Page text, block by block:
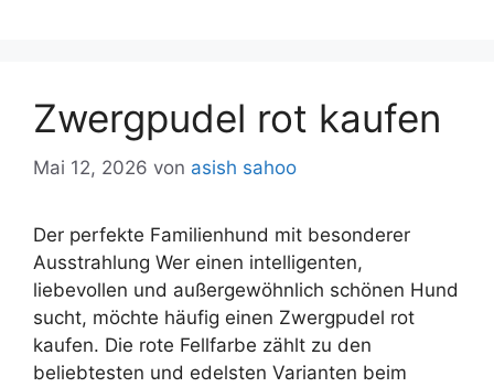
Zwergpudel rot kaufen
Mai 12, 2026 von asish sahoo
Der perfekte Familienhund mit besonderer
Ausstrahlung Wer einen intelligenten,
liebevollen und außergewöhnlich schönen Hund
sucht, möchte häufig einen Zwergpudel rot
kaufen. Die rote Fellfarbe zählt zu den
beliebtesten und edelsten Varianten beim